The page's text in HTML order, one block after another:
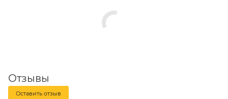
Отзывы
Оставить отзыв